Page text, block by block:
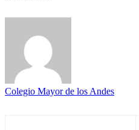
Colegio Mayor de los Andes